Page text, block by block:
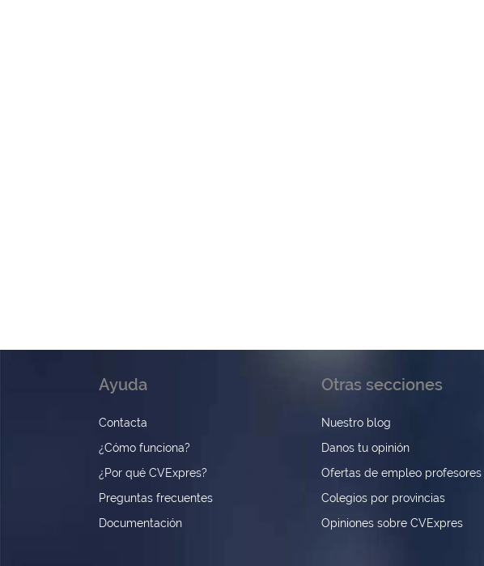
Ayuda
Contacta
¿Cómo funciona?
¿Por qué CVExpres?
Preguntas frecuentes
Documentación
Otras secciones
Nuestro blog
Danos tu opinión
Ofertas de empleo profesores
Colegios por provincias
Opiniones sobre CVExpres